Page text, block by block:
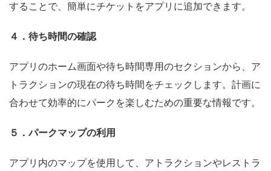
することで、簡単にチケットをアプリに追加できます。
４．待ち時間の確認
アプリのホーム画面や待ち時間専用のセクションから、ア
トラクションの現在の待ち時間をチェックします。計画に
合わせて効率的にパークを楽しむための重要な情報です。
５．パークマップの利用
アプリ内のマップを使用して、アトラクションやレストラ